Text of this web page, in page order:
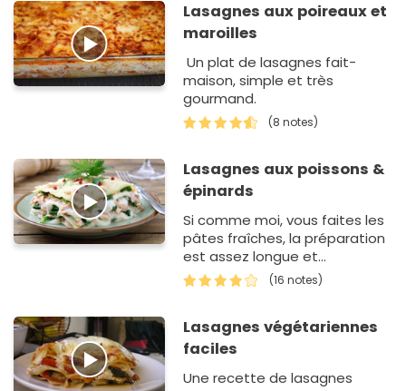
Lasagnes aux poireaux et
maroilles
Un plat de lasagnes fait-
maison, simple et très
gourmand.
(8 notes)
Lasagnes aux poissons &
épinards
Si comme moi, vous faites les
pâtes fraîches, la préparation
est assez longue et
délicate.Mais le résultat de ce
plat de lasag…
(16 notes)
Lasagnes végétariennes
faciles
Une recette de lasagnes